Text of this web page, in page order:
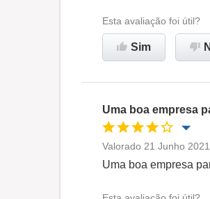
Recomenda esta
Esta avaliação foi útil?
Sim
Uma boa empresa
Oportunidade de
Ambiente de trabalho
Valorado 21 Junho
Uma boa empresa